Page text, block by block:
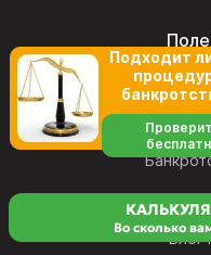
Блог
Во сколько
Подходит